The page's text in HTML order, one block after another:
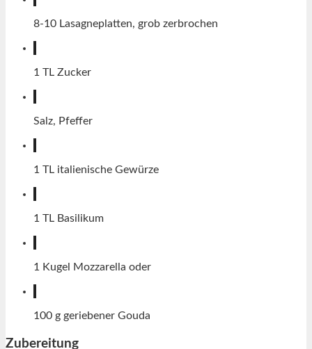
8-10 Lasagneplatten, grob zerbrochen
1 TL Zucker
Salz, Pfeffer
1 TL italienische Gewürze
1 TL Basilikum
1 Kugel Mozzarella oder
100 g geriebener Gouda
Zubereitung